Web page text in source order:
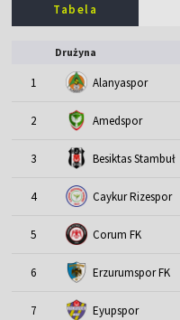
Tabela
Drużyna
1 Alanyaspor
2 Amedspor
3 Besiktas Stambuł
4 Caykur Rizespor
5 Corum FK
6 Erzurumspor FK
7 Eyupspor